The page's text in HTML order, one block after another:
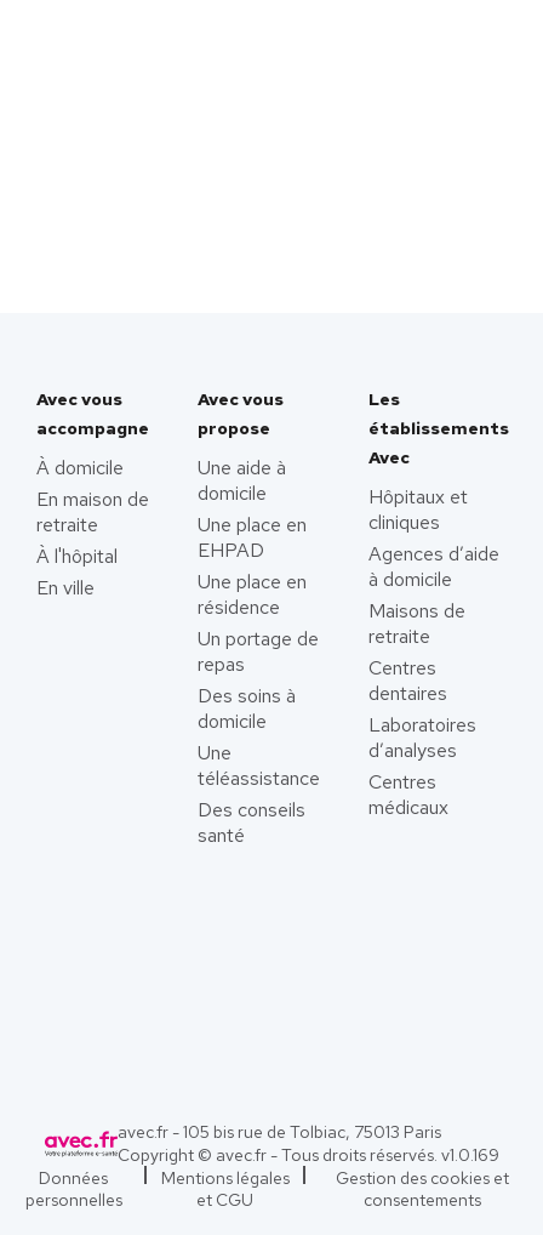
Avec vous
accompagne
À domicile
En maison de
retraite
À l'hôpital
En ville
Avec vous
propose
Une aide à
domicile
Une place en
EHPAD
Une place en
résidence
Un portage de
repas
Des soins à
domicile
Une
téléassistance
Des conseils
santé
Les
établissements
Avec
Hôpitaux et
cliniques
Agences d’aide
à domicile
Maisons de
retraite
Centres
dentaires
Laboratoires
d’analyses
Centres
médicaux
avec.fr - 105 bis rue de Tolbiac, 75013 Paris
Copyright © avec.fr - Tous droits réservés. v1.0.169
Données
personnelles
Mentions légales
et CGU
Gestion des cookies et
consentements